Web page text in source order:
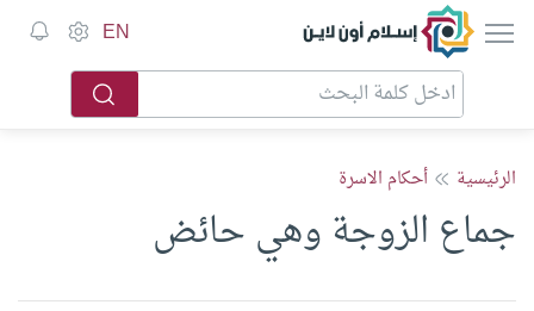
إسلام أون لاين EN
الرئيسية أحكام الاسرة
جماع الزوجة وهي حائض